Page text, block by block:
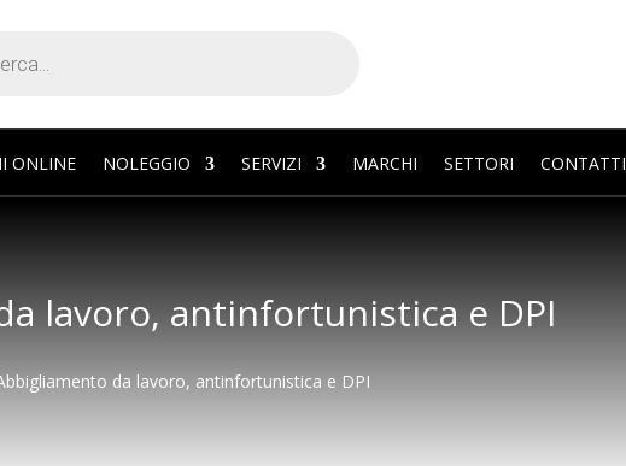
ONLINE NOLEGGIO SERVIZI MARCHI SETTORI CONTATTI
lavoro, antinfortunistica e DPI
da lavoro, antinfortunistica e DPI